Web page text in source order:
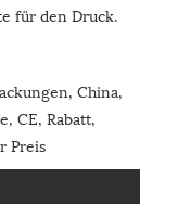
für den Druck.
China,
CE, Rabatt,
Preis